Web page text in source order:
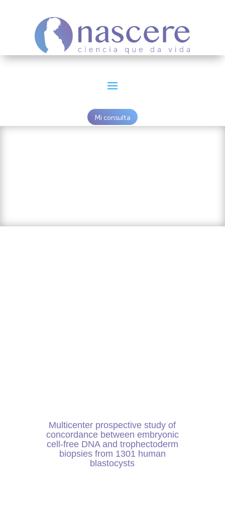
Mi consulta
Multicenter prospective study of
concordance between embryonic
cell-free DNA and trophectoderm
biopsies from 1301 human
blastocysts